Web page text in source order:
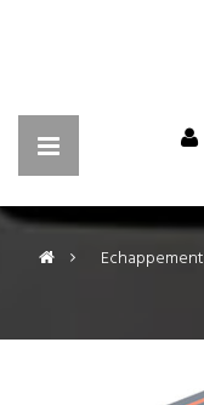
> Echappement